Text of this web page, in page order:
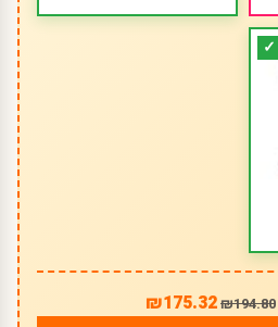
₪194.80
₪175.32